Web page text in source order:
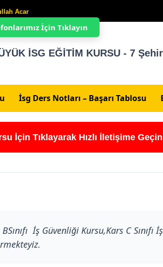
Acar
İSG EĞİTİM KURSU - 7
İsg Ders Notları – Başarı Tablosu
İçin Tıklayarak Hızlı İletişime Geçin
İş Güvenliği Kursu,Kars C
İçin Tıklayın